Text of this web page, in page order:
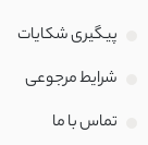
پیگیری شکایات
شرایط مرجوعی
تماس با‌ ما